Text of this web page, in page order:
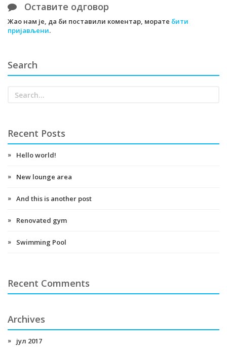
Оставите одговор
Жао нам је, да би поставили коментар, морате бити
пријављени.
Search
Recent Posts
Hello world!
New lounge area
And this is another post
Renovated gym
Swimming Pool
Recent Comments
Archives
јул 2017